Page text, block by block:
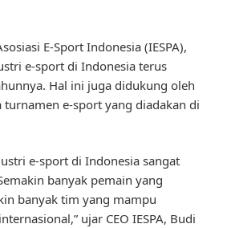
E-Sport Indonesia (IESPA),
e-sport di Indonesia terus
Hal ini juga didukung oleh
turnamen e-sport yang diadakan di
e-sport di Indonesia sangat
banyak pemain yang
banyak tim yang mampu
ujar CEO IESPA, Budi